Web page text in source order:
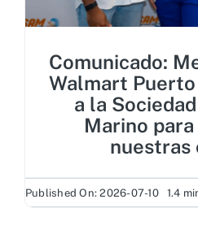
Comunicado:
Walmart Puerto
a la
Marino
nuestras
Published On: 2026-07-10 1.4